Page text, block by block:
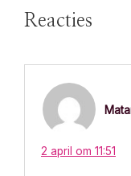
i
c
Reacties
2 april om 11:51